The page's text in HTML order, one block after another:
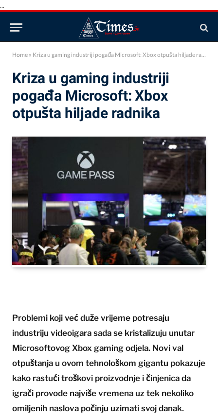
...
Home » Kriza u gaming industriji pogađa Microsoft: Xbox otpušta hiljade radnika
Kriza u gaming industriji
pogađa Microsoft: Xbox
otpušta hiljade radnika
Problemi koji već duže vrijeme potresaju
industriju videoigara sada se kristalizuju unutar
Microsoftovog Xbox gaming odjela. Novi val
otpuštanja u ovom tehnološkom gigantu pokazuje
kako rastući troškovi proizvodnje i činjenica da
igrači provode najviše vremena uz tek nekoliko
omiljenih naslova počinju uzimati svoj danak.